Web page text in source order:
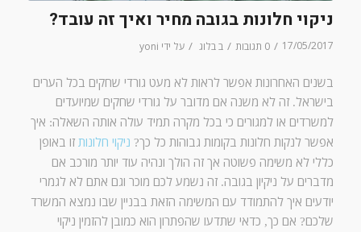
ניקוי חלונות בגובה מחיר ואיך זה עובד?
17/05/2017
/ 0 תגובות / בבלוג / על ידי yoni
בשנים האחרונות אפשר לראות לא מעט גורדי שחקים בכל הערים
בישראל. זה לא משנה אם מדובר על גורדי שחקים שמיועדים
למשרדים או למגורים כי בכל מקרה תמיד עולה אותה השאלה: איך
אפשר לנקות חלונות בקומות גבוהות כל כך? ניקוי חלונותזו באופן
כללי לא משימה פשוטה אך זה הולך ונהיה עוד יותר מורכב אם
מדברים על ניקיון בגובה. זה נשמע לכם מוכר וגם אתם לא לגמרי
יודעים איך להתמודד עם המשימה הזאת בבניין שבו נמצא המשרד
שלכם? אם כך, כדאי שתדעו שהפתרון הוא כמובן להזמין ניקוי